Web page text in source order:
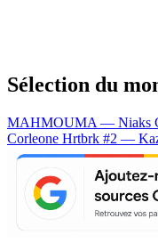
Sélection du
MAHMOUMA — Niaks
Corleone Hrtbrk #2 —